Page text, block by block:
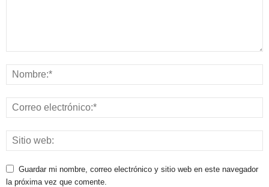
Guardar mi nombre, correo electrónico y sitio web en este navegador
la próxima vez que comente.